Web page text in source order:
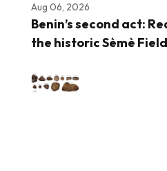
Aug 06, 2026
Benin’s second act:
the historic Sèmè Field